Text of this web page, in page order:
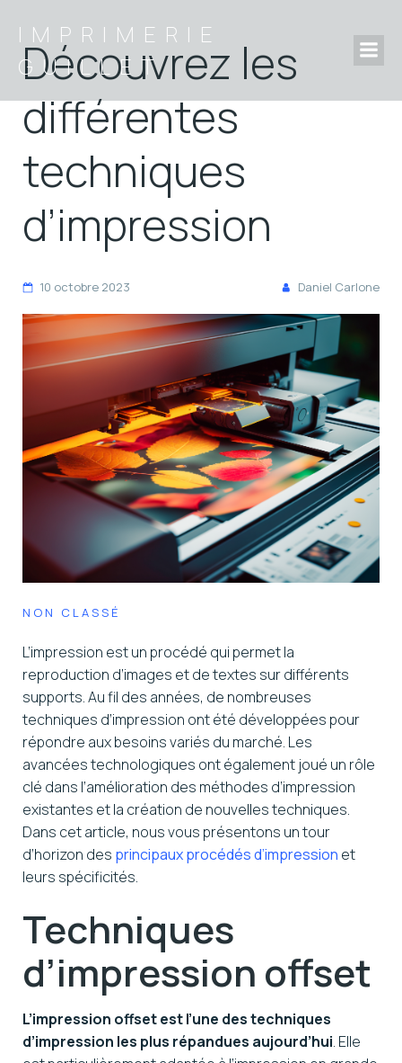
IMPRIMERIE
GUILLET
Découvrez les
différentes
techniques
d’impression
10 octobre 2023 Daniel Carlone
NON CLASSÉ
L’impression est un procédé qui permet la
reproduction d’images et de textes sur différents
supports. Au fil des années, de nombreuses
techniques d’impression ont été développées pour
répondre aux besoins variés du marché. Les
avancées technologiques ont également joué un rôle
clé dans l’amélioration des méthodes d’impression
existantes et la création de nouvelles techniques.
Dans cet article, nous vous présentons un tour
d’horizon des principaux procédés d’impression et
leurs spécificités.
Techniques
d’impression offset
L’impression offset est l’une des techniques
d’impression les plus répandues aujourd’hui. Elle